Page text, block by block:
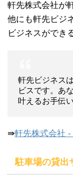
軒先株式会社が
他にも軒先ビジ
ビジネスができ
軒先ビジネス
ビスです。あ
叶えるお手伝
⇛軒先株式会社
駐車場の貸出